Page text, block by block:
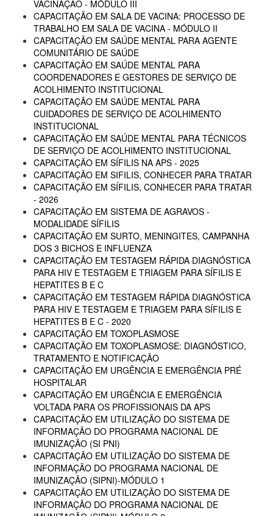
VACINAÇÃO - MÓDULO III
CAPACITAÇÃO EM SALA DE VACINA: PROCESSO DE
TRABALHO EM SALA DE VACINA - MÓDULO II
CAPACITAÇÃO EM SAÚDE MENTAL PARA AGENTE
COMUNITÁRIO DE SAÚDE
CAPACITAÇÃO EM SAÚDE MENTAL PARA
COORDENADORES E GESTORES DE SERVIÇO DE
ACOLHIMENTO INSTITUCIONAL
CAPACITAÇÃO EM SAÚDE MENTAL PARA
CUIDADORES DE SERVIÇO DE ACOLHIMENTO
INSTITUCIONAL
CAPACITAÇÃO EM SAÚDE MENTAL PARA TÉCNICOS
DE SERVIÇO DE ACOLHIMENTO INSTITUCIONAL
CAPACITAÇÃO EM SÍFILIS NA APS - 2025
CAPACITAÇÃO EM SIFILIS, CONHECER PARA TRATAR
CAPACITAÇÃO EM SÍFILIS, CONHECER PARA TRATAR
- 2026
CAPACITAÇÃO EM SISTEMA DE AGRAVOS -
MODALIDADE SÍFILIS
CAPACITAÇÃO EM SURTO, MENINGITES, CAMPANHA
DOS 3 BICHOS E INFLUENZA
CAPACITAÇÃO EM TESTAGEM RÁPIDA DIAGNÓSTICA
PARA HIV E TESTAGEM E TRIAGEM PARA SÍFILIS E
HEPATITES B E C
CAPACITAÇÃO EM TESTAGEM RÁPIDA DIAGNÓSTICA
PARA HIV E TESTAGEM E TRIAGEM PARA SÍFILIS E
HEPATITES B E C - 2020
CAPACITAÇÃO EM TOXOPLASMOSE
CAPACITAÇÃO EM TOXOPLASMOSE: DIAGNÓSTICO,
TRATAMENTO E NOTIFICAÇÃO
CAPACITAÇÃO EM URGÊNCIA E EMERGÊNCIA PRÉ
HOSPITALAR
CAPACITAÇÃO EM URGÊNCIA E EMERGÊNCIA
VOLTADA PARA OS PROFISSIONAIS DA APS
CAPACITAÇÃO EM UTILIZAÇÃO DO SISTEMA DE
INFORMAÇÃO DO PROGRAMA NACIONAL DE
IMUNIZAÇÃO (SI PNI)
CAPACITAÇÃO EM UTILIZAÇÃO DO SISTEMA DE
INFORMAÇÃO DO PROGRAMA NACIONAL DE
IMUNIZAÇÃO (SIPNI)-MÓDULO 1
CAPACITAÇÃO EM UTILIZAÇÃO DO SISTEMA DE
INFORMAÇÃO DO PROGRAMA NACIONAL DE